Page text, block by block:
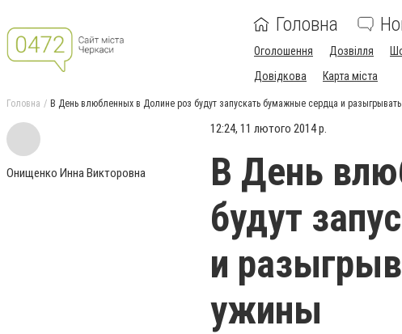
Головна
Оголошення Дозвілля
Довідкова
Карта міста
Головна В День влюбленных в Долине роз будут запускать бумажные сердца и
Онищенко Инна Викторовна
12:24, 11 лютого 2014 р.
В День
будут
и
ужины